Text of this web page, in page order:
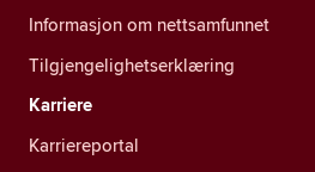
Informasjon om nettsamfunnet
Tilgjengelighetserklæring
Karriere
Karriereportal